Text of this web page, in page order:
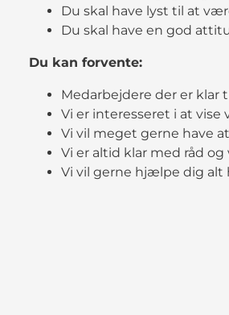
Du skal have lyst til at
Du skal have en god
Du kan forvente:
Medarbejdere der er klar
Vi er interesseret i at vise
Vi vil meget gerne have
Vi er altid klar med råd
Vi vil gerne hjælpe dig alt